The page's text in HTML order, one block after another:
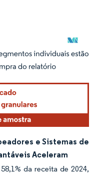
atribuição conforme CC BY 4.0.
e Sistemas de
Aceleram
da receita de 2024,